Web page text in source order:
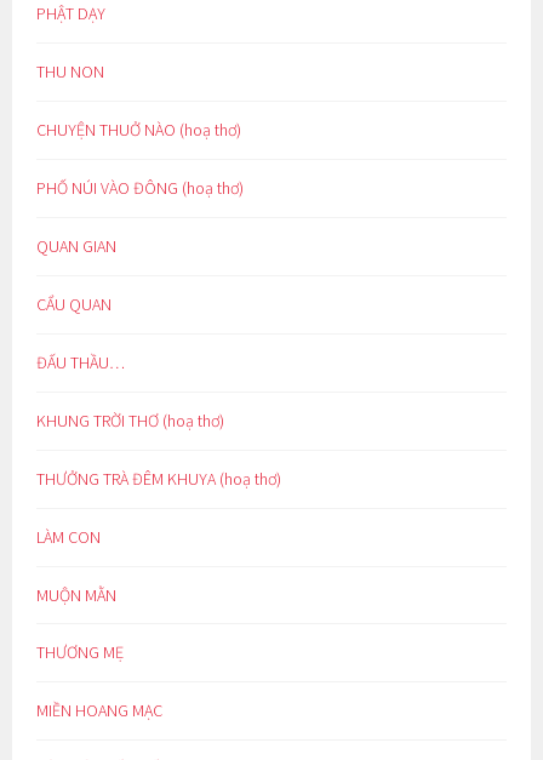
PHẬT DẠY
THU NON
CHUYỆN THUỞ NÀO (hoạ thơ)
PHỐ NÚI VÀO ĐÔNG (hoạ thơ)
QUAN GIAN
CẨU QUAN
ĐẤU THẦU…
KHUNG TRỜI THƠ (hoạ thơ)
THƯỞNG TRÀ ĐÊM KHUYA (hoạ thơ)
LÀM CON
MUỘN MẰN
THƯƠNG MẸ
MIỀN HOANG MẠC